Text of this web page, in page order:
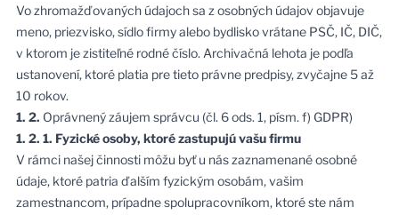
Vo zhromažďovaných údajoch sa z osobných údajov objavuje
meno, priezvisko, sídlo firmy alebo bydlisko vrátane PSČ, IČ, DIČ,
v ktorom je zistiteľné rodné číslo. Archivačná lehota je podľa
ustanovení, ktoré platia pre tieto právne predpisy, zvyčajne 5 až
10 rokov.
1. 2. Oprávnený záujem správcu (čl. 6 ods. 1, písm. f) GDPR)
1. 2. 1. Fyzické osoby, ktoré zastupujú vašu firmu
V rámci našej činnosti môžu byť u nás zaznamenané osobné
údaje, ktoré patria ďalším fyzickým osobám, vašim
zamestnancom, prípadne spolupracovníkom, ktoré ste nám